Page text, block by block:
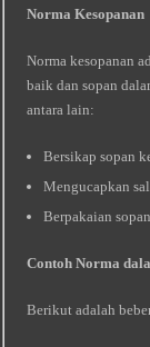
Norma Kesopanan
Norma kesopanan
baik dan sopan
antara lain:
Bersikap sopan
Mengucapkan
Berpakaian sopan
Contoh Norma
Berikut adalah